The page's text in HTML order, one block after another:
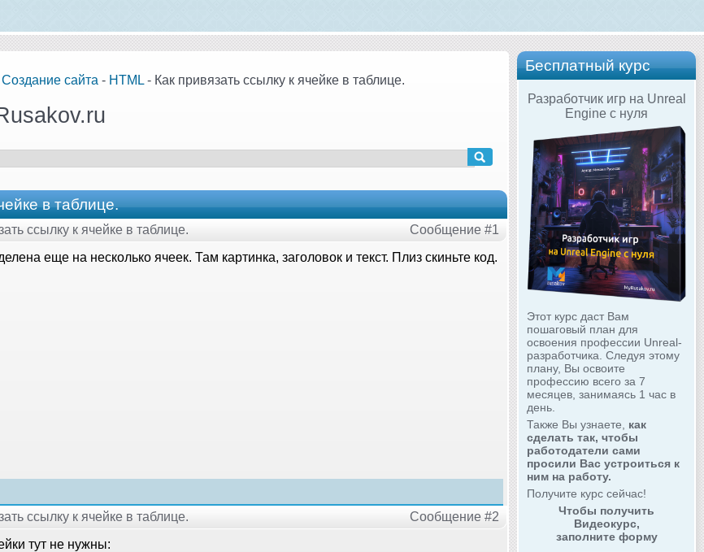
Бесплатный курс
Разработчик игр на Unreal
Engine с нуля
Этот курс даст Вам
пошаговый план для
освоения профессии Unreal-
разработчика. Следуя этому
плану, Вы освоите
профессию всего за 7
месяцев, занимаясь 1 час в
день.
Также Вы узнаете, как
сделать так, чтобы
работодатели сами
просили Вас устроиться к
ним на работу.
Получите курс сейчас!
Чтобы получить
Видеокурс,
заполните форму
Создание сайта - HTML - Как привязать ссылку к ячейке в таблице.
в таблице.
ссылку к ячейке в таблице. Сообщение #1
еще на несколько ячеек. Там картинка, заголовок и текст. Плиз скиньте код.
ссылку к ячейке в таблице.
Сообщение #2
тут не нужны: